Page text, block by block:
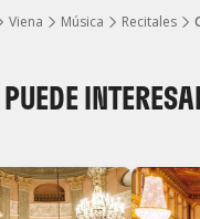
los niveles
Viena Música Recitales